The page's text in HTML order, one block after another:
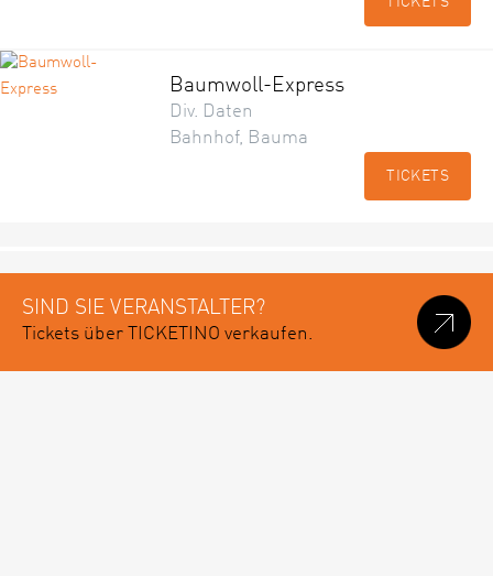
Baumwoll-Express
Div. Daten
Bahnhof, Bauma
TICKETS
SIND SIE VERANSTALTER?
Tickets über TICKETINO verkaufen.